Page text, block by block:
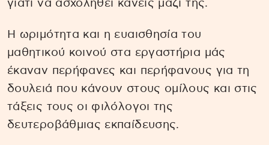
γιατί να ασχοληθεί κανείς μαζί της.
Η ωριμότητα και η ευαισθησία του
μαθητικού κοινού στα εργαστήρια μάς
έκαναν περήφανες και περήφανους για τη
δουλειά που κάνουν στους ομίλους και στις
τάξεις τους οι φιλόλογοι της
δευτεροβάθμιας εκπαίδευσης.